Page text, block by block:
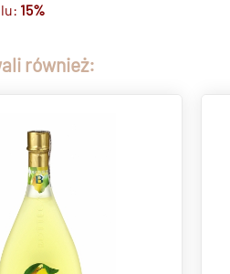
15%
również: